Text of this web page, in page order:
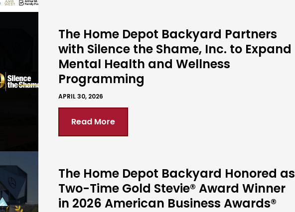
The Home Depot Backyard Partners
with Silence the Shame, Inc. to Expand
Mental Health and Wellness
Programming
APRIL 30, 2026
Read More
The Home Depot Backyard Honored as
Two-Time Gold Stevie® Award Winner
in 2026 American Business Awards®